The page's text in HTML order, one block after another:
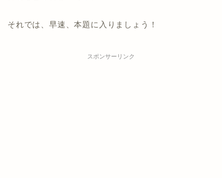
それでは、早速、本題に入りましょう！
スポンサーリンク